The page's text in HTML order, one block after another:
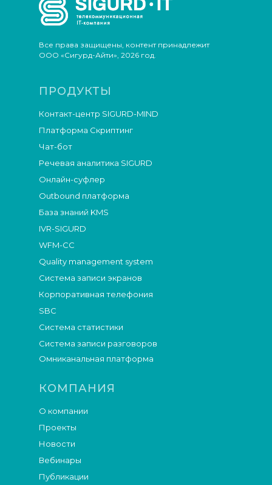
ПРОДУКТЫ
КОМПАНИЯ
Контакт-центр SIGURD-MIND
Платформа Скриптинг
Чат-бот
Речевая аналитика SIGURD
Онлайн-суфлер
Outbound платформа
IVR-SIGURD
WFM-СС
О компании
Публикации
Вебинары
Новости
Все права защищены, контент принадлежит
ООО «Сигурд-Айти», 2026 год.
База знаний KMS
Quality management system
Система записи экранов
Проекты
Корпоративная телефония
SBC
Система статистики
Система записи разговоров
Омниканальная платформа